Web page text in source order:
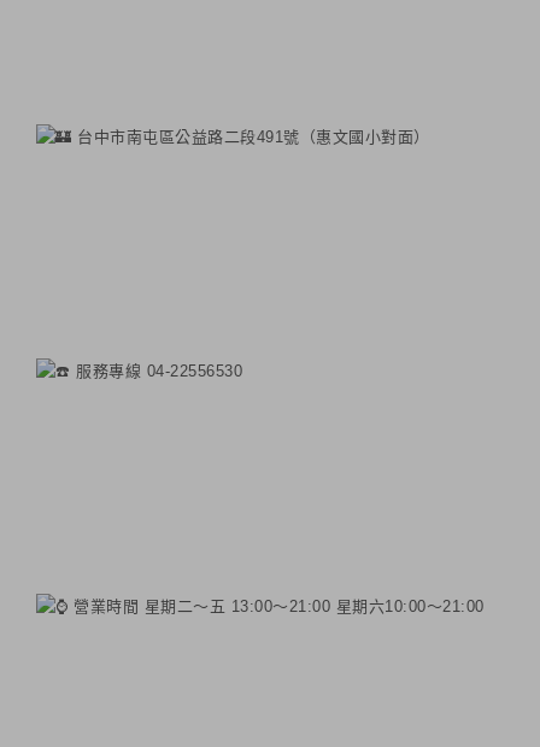
台中市南屯區公益路二段491號（惠文國小對面）
服務專線 04-22556530
營業時間 星期二～五 13:00～21:00 星期六10:00～21:00